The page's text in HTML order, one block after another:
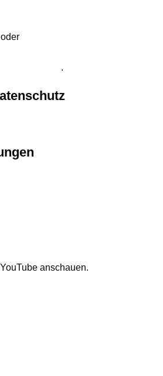
oder
.
anschauen.